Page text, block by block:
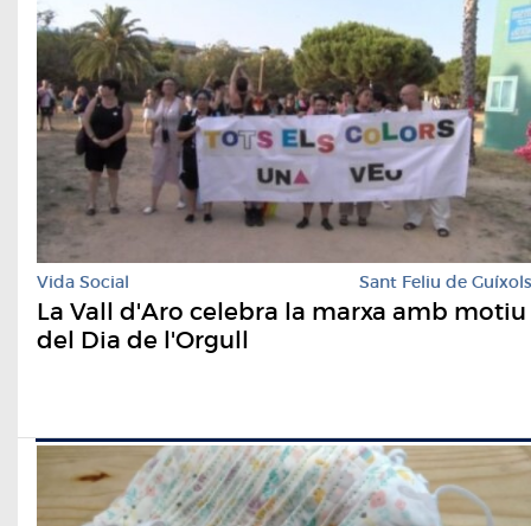
Vida Social Sant Feliu de Guíxols
La Vall d'Aro celebra la marxa amb motiu
del Dia de l'Orgull